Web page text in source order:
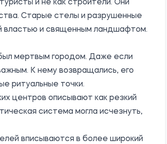
и не как строители. Они
Старые стелы и разрушенные
властью и священным ландшафтом.
мертвым городом. Даже если
К нему возвращались, его
ритуальные точки.
центров описывают как резкий
система могла исчезнуть,
вписываются в более широкий